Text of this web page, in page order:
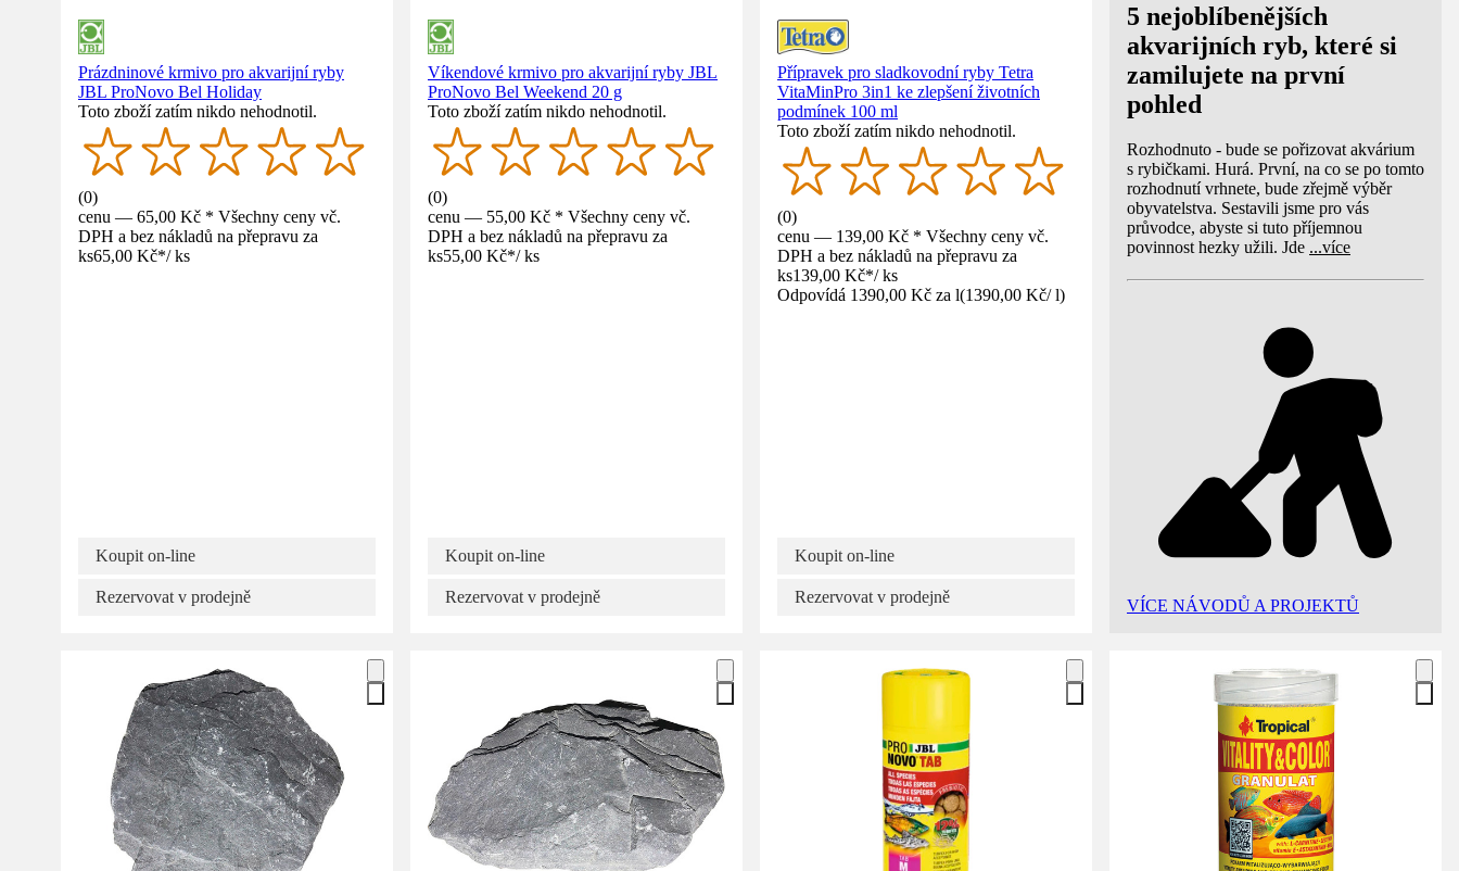
Prázdninové krmivo pro akvarijní ryby
JBL ProNovo Bel Holiday
Toto zboží zatím nikdo nehodnotil.
(0)
cenu — 65,00 Kč * Všechny ceny vč.
DPH a bez nákladů na přepravu za
ks65,00 Kč*/ ks
Koupit on-line
Rezervovat v prodejně
Víkendové krmivo pro akvarijní ryby JBL
ProNovo Bel Weekend 20 g
Toto zboží zatím nikdo nehodnotil.
(0)
cenu — 55,00 Kč * Všechny ceny vč.
DPH a bez nákladů na přepravu za
ks55,00 Kč*/ ks
Koupit on-line
Rezervovat v prodejně
Přípravek pro sladkovodní ryby Tetra
VitaMinPro 3in1 ke zlepšení životních
podmínek 100 ml
Toto zboží zatím nikdo nehodnotil.
(0)
cenu — 139,00 Kč * Všechny ceny vč.
DPH a bez nákladů na přepravu za
ks139,00 Kč*/ ks
Odpovídá 1390,00 Kč za l(1390,00 Kč/ l)
Koupit on-line
Rezervovat v prodejně
5 nejoblíbenějších
akvarijních ryb, které si
zamilujete na první
pohled
Rozhodnuto - bude se pořizovat akvárium
s rybičkami. Hurá. První, na co se po tomto
rozhodnutí vrhnete, bude zřejmě výběr
obyvatelstva. Sestavili jsme pro vás
průvodce, abyste si tuto příjemnou
povinnost hezky užili. Jde ...více
VÍCE NÁVODŮ A PROJEKTŮ